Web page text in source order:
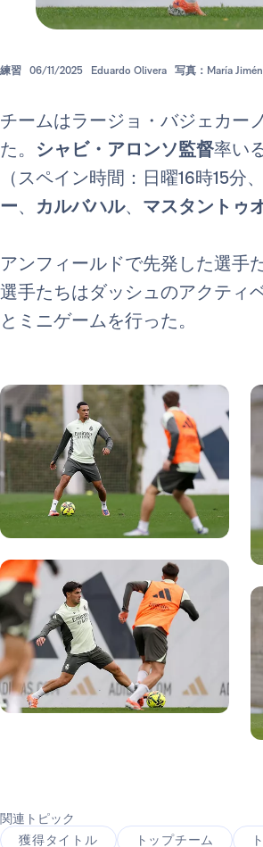
練習 06/11/2025 Eduardo Olivera 写真：María
チームはラージョ・バジェカー
た。 シャビ・アロンソ監督率い
（スペイン時間：日曜16時15分
ー、 カルバハル、 マスタントゥ
アンフィールドで先発した選手
選手たちはダッシュのアクティ
とミニゲームを行った。
関連トピック
獲得タイトル
トップチーム